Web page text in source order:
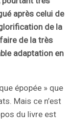
après celui de
de la
de la très
adaptation en
épopée » que
Mais ce n’est
du livre est